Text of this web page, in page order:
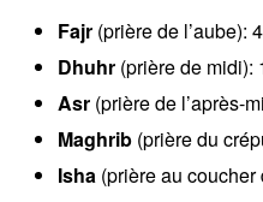
Fajr (prière de l’aube):
Dhuhr (prière de midi):
Asr (prière de l’après-
Maghrib (prière du
Isha (prière au